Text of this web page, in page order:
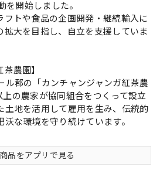
を開始しました。
フトや食品の企画開発・継続輸入に
拡大を目指し、自立を支援していま
農園】
ル郡の「カンチャンジャンガ紅茶農
上の農家が協同組合をつくって設立
土地を活用して雇用を生み、伝統的
な環境を守り続けています。
品をアプリで見る